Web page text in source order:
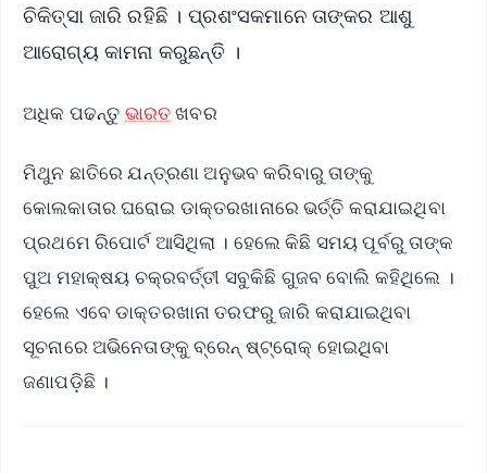
ଚିକିତ୍ସା ଜାରି ରହିଛି । ପ୍ରଶଂସକମାନେ ତାଙ୍କର ଆଶୁ
ଆରୋଗ୍ୟ କାମନା କରୁଛନ୍ତି ।
ଅଧିକ ପଢନ୍ତୁ ଭାରତଖବର
ମିଥୁନ ଛାତିରେ ଯନ୍ତ୍ରଣା ଅନୁଭବ କରିବାରୁ ତାଙ୍କୁ
କୋଲକାତାର ଘରୋଇ ଡାକ୍ତରଖାନାରେ ଭର୍ତ୍ତି କରାଯାଇଥିବା
ପ୍ରଥମେ ରିପୋର୍ଟ ଆସିଥିଲା । ହେଲେ କିଛି ସମୟ ପୂର୍ବରୁ ତାଙ୍କ
ପୁଅ ମହାକ୍ଷୟ ଚକ୍ରବର୍ତ୍ତୀ ସବୁକିଛି ଗୁଜବ ବୋଲି କହିଥିଲେ ।
ହେଲେ ଏବେ ଡାକ୍ତରଖାନା ତରଫରୁ ଜାରି କରାଯାଇଥିବା
ସୂଚନାରେ ଅଭିନେତାଙ୍କୁ ବ୍ରେନ୍‌ ଷ୍ଟ୍ରୋକ୍‌ ହୋଇଥିବା
ଜଣାପଡ଼ିଛି ।